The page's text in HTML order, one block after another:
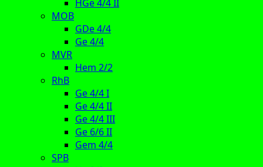
HGe 4/4 II
MOB
GDe 4/4
Ge 4/4
MVR
Hem 2/2
RhB
Ge 4/4 I
Ge 4/4 II
Ge 4/4 III
Ge 6/6 II
Gem 4/4
SPB